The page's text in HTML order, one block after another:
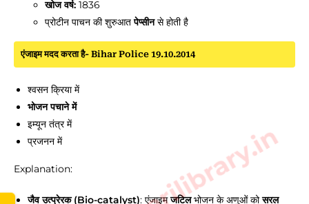
खोज वर्ष: 1836
प्रोटीन पाचन की शुरुआतपेप्सीनसे होती है
एंजाइम मदद करता है- Bihar Police 19.10.2014
श्वसन क्रिया में
भोजन पचाने में
इम्यून तंत्र में
प्रजनन में
Explanation:
जैव उत्प्रेरक (Bio-catalyst): एंजाइमजटिलभोजन के अणुओं कोसरल